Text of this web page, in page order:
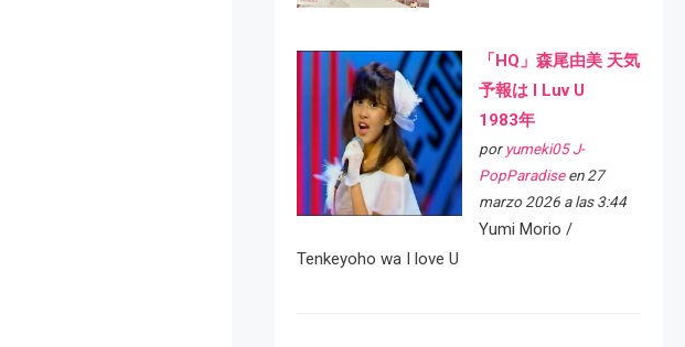
「HQ」森尾由美 天気
予報は I Luv U
1983年
por yumeki05 J-
PopParadiseen 27
marzo 2026 a las 3:44
Yumi Morio /
Tenkeyoho wa I love U